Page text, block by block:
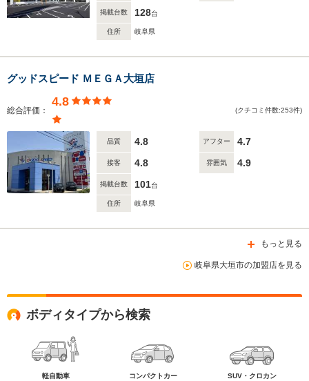
掲載台数 128台
住所 岐阜県
グッドスピード ＭＥＧＡ大垣店
総合評価：
4.8
(クチコミ件数:253件)
品質 4.8 アフター 4.7
接客 4.8 雰囲気 4.9
掲載台数 101台
住所 岐阜県
もっと見る
岐阜県大垣市の加盟店を見る
ボディタイプから検索
軽自動車 コンパクトカー SUV・クロカン